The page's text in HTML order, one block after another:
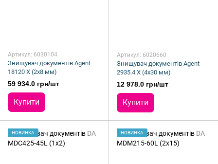
Артикул: 6030104
Знищувач документів Agent
18120 X (2x8 мм)
59 934.0 грн/шт
Купити
Артикул: 6020660
Знищувач документів Agent
2935.4 X (4x30 мм)
12 978.0 грн/шт
Купити
НОВИНКА НОВИНКА